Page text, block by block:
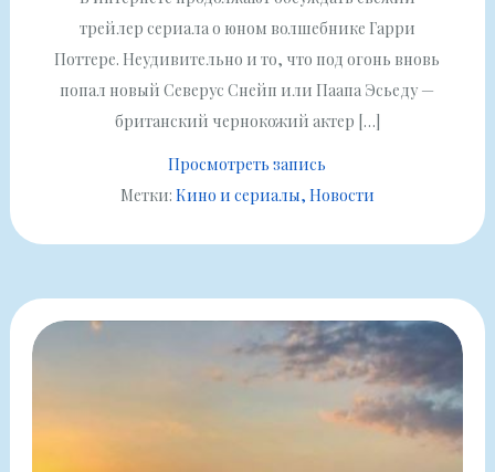
трейлер сериала о юном волшебнике Гарри
Поттере. Неудивительно и то, что под огонь вновь
попал новый Северус Снейп или Паапа Эсьеду —
британский чернокожий актер […]
Просмотреть запись
Метки: Кино и сериалы Новости